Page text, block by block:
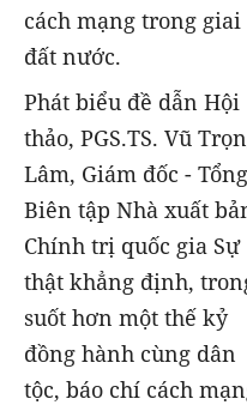
cách mạng trong
đất nước.
Phát biểu đề dẫn Hội
thảo, PGS.TS. Vũ
Lâm, Giám đốc - Tổng
Biên tập Nhà xuất
Chính trị quốc gia Sự
thật khẳng định,
suốt hơn một thế kỷ
đồng hành cùng dân
tộc, báo chí cách